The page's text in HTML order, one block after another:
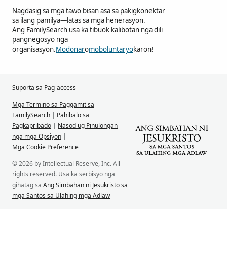
Nagdasig sa mga tawo bisan asa sa pakigkonektar
sa ilang pamilya—latas sa mga henerasyon.
Ang FamilySearch usa ka tibuok kalibotan nga dili
pangnegosyo nga
organisasyon.Modonaromoboluntaryokaron!
Suporta sa Pag-access
Mga Termino sa Paggamit sa
FamilySearch | Pahibalo sa
Pagkapribado | Nasod ug Pinulongan
nga mga Opsiyon |
Mga Cookie Preference
© 2026 by Intellectual Reserve, Inc. All
rights reserved. Usa ka serbisyo nga
gihatag sa Ang Simbahan ni Jesukristo sa
mga Santos sa Ulahing mga Adlaw